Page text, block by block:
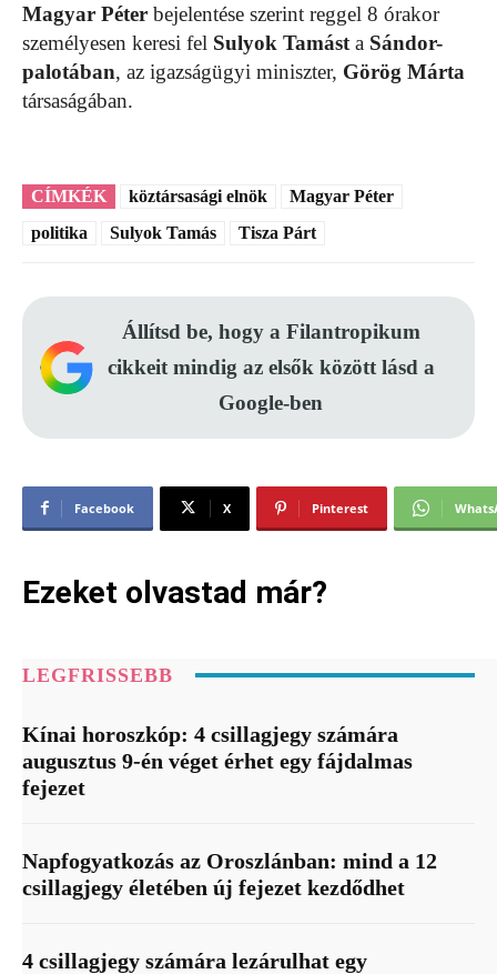
Magyar Péter bejelentése szerint reggel 8 órakor
személyesen keresi fel Sulyok Tamást a Sándor-
palotában, az igazságügyi miniszter, Görög Márta
társaságában.
CÍMKÉK köztársasági elnök
Magyar Péter
politika
Sulyok Tamás Tisza Párt
Állítsd be, hogy a Filantropikum
cikkeit mindig az elsők között lásd a
Google-ben
Facebook X Pinterest
Ezeket olvastad már?
LEGFRISSEBB
Kínai horoszkóp: 4 csillagjegy számára
augusztus 9-én véget érhet egy fájdalmas
fejezet
Napfogyatkozás az Oroszlánban: mind a 12
csillagjegy életében új fejezet kezdődhet
4 csillagjegy számára lezárulhat egy